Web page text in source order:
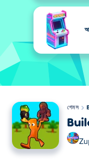
গেমস